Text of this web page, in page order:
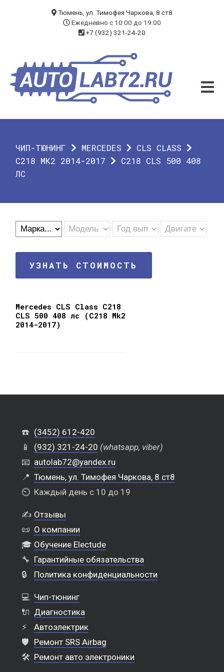
ЧИП-ТЮНИНГ
ДИАГНОСТИКА
О КОМПАНИИ
Тюмень, ул. Тимофея Чаркова, 8 ст8
Ежедневно с 10:00 до 19:00
+7 (932) 321-24-20
ЧИП-ТЮНИНГ MERCEDES
CLS CLASS
C218 MK2 2014-2017
C218 CLS 500 408
ЛС
УЗНАТЬ СТОИМОСТЬ
Mercedes CLS Class C218
CLS 500 408 лс (C218 Mk2
2014-2017)
☎️ (3452) 612-420
📱
(932) 321-24-20 (whatsapp, viber)
📧 autolab72@yandex.ru
📍 Тюмень, ул. Тимофея Чаркова, 8 ст8
⏲️ Каждый день с 10 до 19
✍️ Отзывы
📜 О компании
🎓 Обучение Electude
🔧 Гарантийные обязательства
🔒
Политика конфиденциальности
💻 Чип-тюнинг
🔌 Диагностика
⚡
Автоэлектрик
🛡️ Ремонт SRS Airbag
🛠️ Ремонт авто электроники